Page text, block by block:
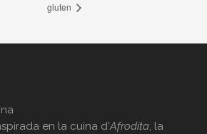
gluten
en la cuina d'Afrodita, la